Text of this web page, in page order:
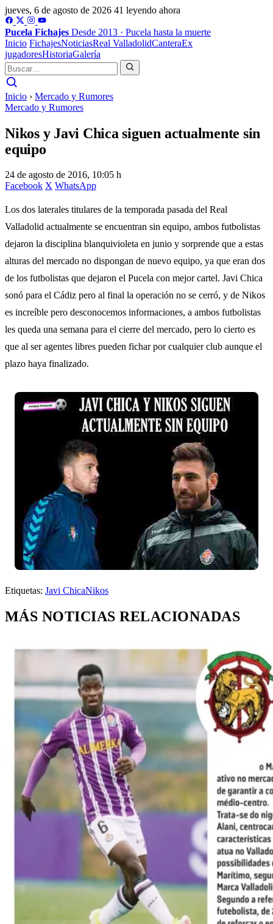
jueves, 6 de agosto de 2026 41 leyendo ahora
Pucela Fichajes Desde 2013 · Pucela hasta la muerte
Inicio FichajesNoticiasReal ValladolidCanteraEx
jugadoresHistoriaGalería
Inicio › Mercado y Rumores
Mercado y Rumores
Nikos y Javi Chica siguen actualmente sin
equipo
24 de agosto de 2016, 10:05 h
Facebook X WhatsApp
Los dos laterales titulares de la temporada pasada del Real
Valladolid actualmente se encuentran sin equipo, ambos futbolistas
dejaron la disciplina blanquivioleta en junio y sorprende que a estas
alturas del mercado no dispongan de nuevo equipo, ya que eran dos
de los futbolistas que dejaron el Pucela con mejor cartel. Javi Chica
sonó para el Cádiz pero al final la operación no se cerró, y de Nikos
es increíble pero desconocemos informaciones, a ambos futbolistas
les queda una semana para el cierre del mercado, pero lo cierto es
que al ser agentes libres pueden fichar por cualquier club aunque el
plazo haya finalizado.
Etiquetas: Javi ChicaNikos
MÁS NOTICIAS RELACIONADAS